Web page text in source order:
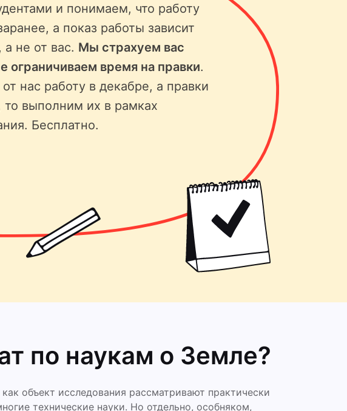
и понимаем, что работу
а показ работы зависит
а не от вас. Мы страхуем вас
ограничиваем время на правки.
нас работу в декабре, а правки
то выполним их в рамках
Бесплатно.
по наукам о Земле?
объект исследования рассматривают практически
технические науки. Но отдельно, особняком,